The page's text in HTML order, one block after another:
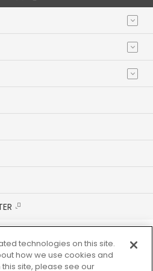
technologies on this site.
how we use cookies and
site, please see our